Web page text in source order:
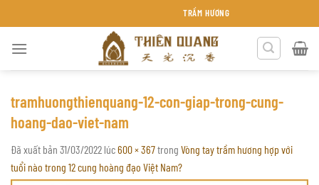
đến
TRẦM HƯƠNG THIÊN QUANG KHÁNH HÒA
tramhuongthienquang-12-con-giap-trong-cung-
hoang-dao-viet-nam
Đã xuất bản 31/03/2022 lúc600 × 367trong Vòng tay trầm hương hợp với
tuổi nào trong 12 cung hoàng đạo Việt Nam?